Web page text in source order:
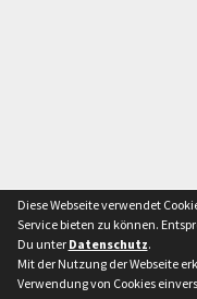
Diese Webseite verwendet
Service bieten zu können.
Du unter Datenschutz.
Mit der Nutzung der Webseite
Verwendung von Cookies